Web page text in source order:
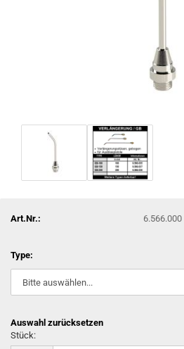
Art.Nr.: 6.566.000
Type:
Auswahl zurücksetzen
Stück: